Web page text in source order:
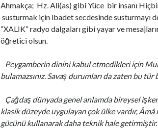
Ahmakça; Hz. Ali(as) gibi Yüce bir insanı
susturmak için ibadet secdesinde susturmayı
“XALIK” radyo dalgaları gibi yayar ve
öğretici olsun.
Peygamberin dinini kabul etmedikleri için
bulamazsınız. Savaş durumları da zaten bu tür
Çağdaş dünyada genel anlamda bireysel
klasik düzeyde uygulayan çok ülke vardır,
gücünü kullanarak daha teknik hale